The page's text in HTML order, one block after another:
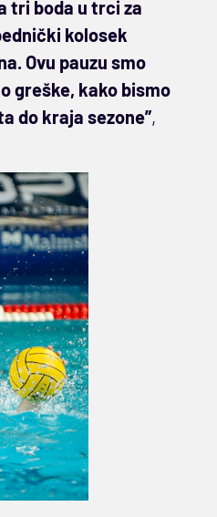
tri boda u trci za
kolosek
Ovu pauzu smo
greške, kako bismo
do kraja sezone”,